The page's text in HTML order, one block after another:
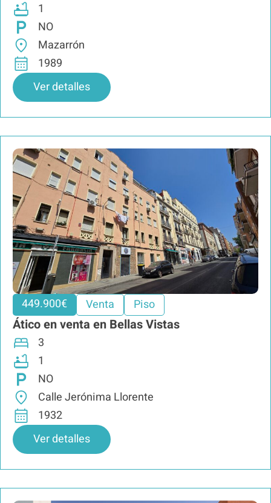
1
NO
Mazarrón
1989
Ver detalles
449.900€ Venta Piso
Ático en venta en Bellas Vistas
3
1
NO
Calle Jerónima Llorente
1932
Ver detalles